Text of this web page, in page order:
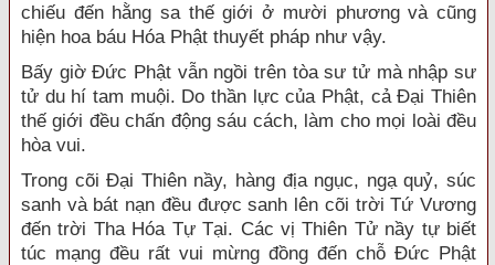
chiếu đến hằng sa thế giới ở mười phương và cũng
hiện hoa báu Hóa Phật thuyết pháp như vậy.
Bấy giờ Đức Phật vẫn ngồi trên tòa sư tử mà nhập sư
tử du hí tam muội. Do thần lực của Phật, cả Đại Thiên
thế giới đều chấn động sáu cách, làm cho mọi loài đều
hòa vui.
Trong cõi Đại Thiên nầy, hàng địa ngục, ngạ quỷ, súc
sanh và bát nạn đều được sanh lên cõi trời Tứ Vương
đến trời Tha Hóa Tự Tại. Các vị Thiên Tử nầy tự biết
túc mạng đều rất vui mừng đồng đến chỗ Đức Phật